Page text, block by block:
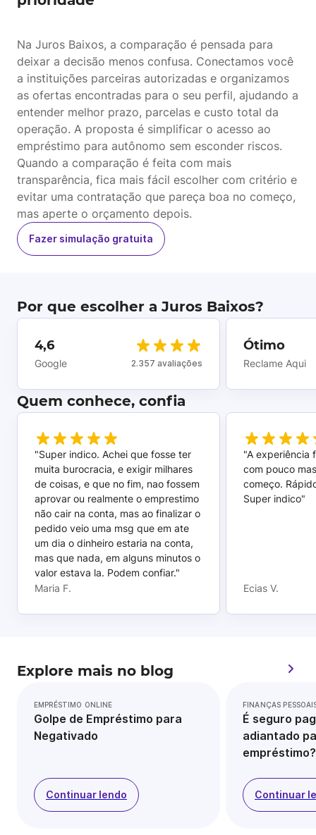
Na Juros Baixos, a comparação é pensada para
deixar a decisão menos confusa. Conectamos você
a instituições parceiras autorizadas e organizamos
as ofertas encontradas para o seu perfil, ajudando a
entender melhor prazo, parcelas e custo total da
operação. A proposta é simplificar o acesso ao
empréstimo para autônomo sem esconder riscos.
Quando a comparação é feita com mais
transparência, fica mais fácil escolher com critério e
evitar uma contratação que pareça boa no começo,
mas aperte o orçamento depois.
Fazer simulação gratuita
Por que escolher a Juros Baixos?
4,6
Google 2.357 avaliações
Ótimo
Reclame Aqui
Quem conhece, confia
"Super indico. Achei que fosse ter
muita burocracia, e exigir milhares
de coisas, e que no fim, nao fossem
aprovar ou realmente o emprestimo
não cair na conta, mas ao finalizar o
pedido veio uma msg que em ate
um dia o dinheiro estaria na conta,
mas que nada, em alguns minutos o
valor estava la. Podem confiar."
Maria F.
"A experiência
com pouco
começo.
Super indico"
Ecias V.
Explore mais no blog
EMPRÉSTIMO ONLINE
Golpe de Empréstimo para
Negativado
Continuar lendo
FINANÇAS
É seguro
adiantado
empréstimo?
Continuar